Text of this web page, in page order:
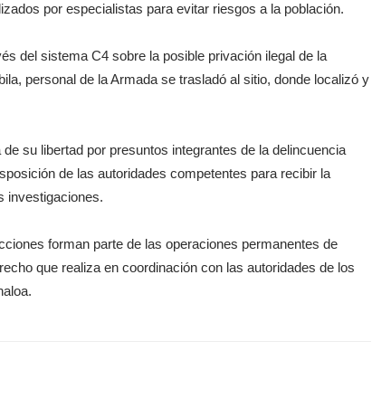
por especialistas para evitar riesgos a la población.
del sistema C4 sobre la posible privación ilegal de la
personal de la Armada se trasladó al sitio, donde localizó y
su libertad por presuntos integrantes de la delincuencia
de las autoridades competentes para recibir la
investigaciones.
forman parte de las operaciones permanentes de
que realiza en coordinación con las autoridades de los